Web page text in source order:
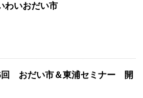
わいおだい市
回 おだい市＆東浦セミナー 開